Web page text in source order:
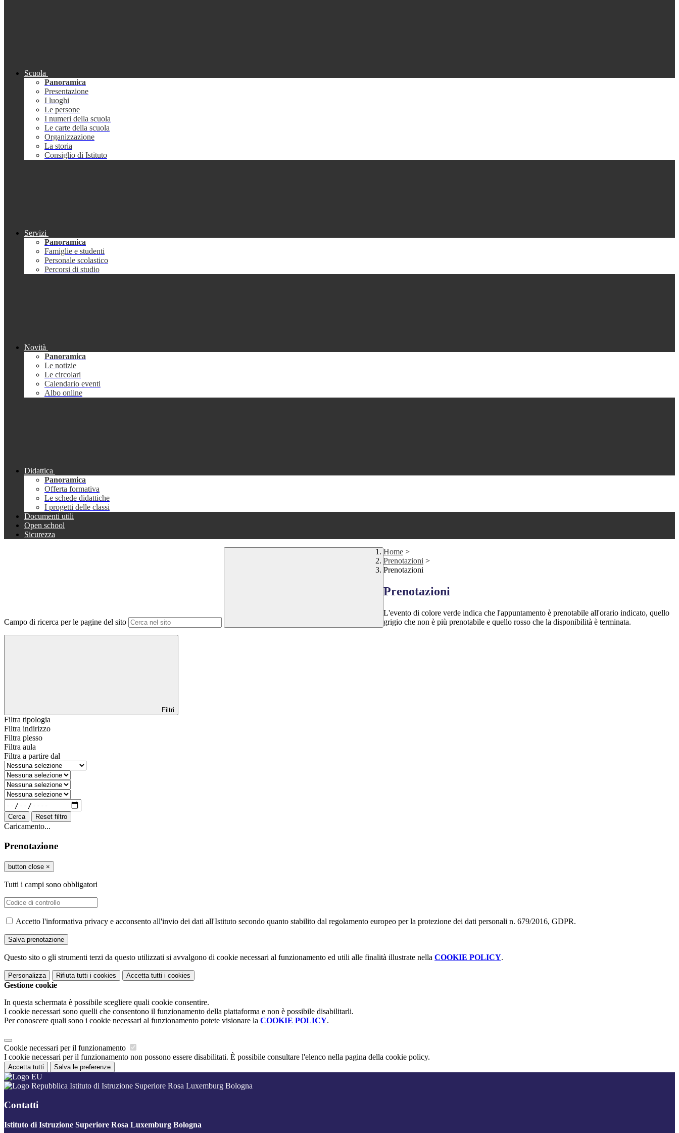
Scuola
Panoramica
Presentazione
I luoghi
Le persone
I numeri della scuola
Le carte della scuola
Organizzazione
La storia
Consiglio di Istituto
Servizi
Panoramica
Famiglie e studenti
Personale scolastico
Percorsi di studio
Novità
Panoramica
Le notizie
Le circolari
Calendario eventi
Albo online
Didattica
Panoramica
Offerta formativa
Le schede didattiche
I progetti delle classi
Documenti utili
Open school
Sicurezza
Campo di ricerca per le pagine del sito
Home >
Prenotazioni >
Prenotazioni
Prenotazioni
L'evento di colore verde indica che l'appuntamento è prenotabile all'orario indicato, quello
grigio che non è più prenotabile e quello rosso che la disponibilità è terminata.
Filtri
Filtra tipologia
Filtra indirizzo
Filtra plesso
Filtra aula
Filtra a partire dal
Cerca Reset filtro
Caricamento...
Prenotazione
button close ×
Tutti i campi sono obbligatori
Accetto l'informativa privacy e acconsento all'invio dei dati all'Istituto secondo quanto stabilito dal regolamento europeo per la protezione dei dati personali n. 679/2016, GDPR.
Questo sito o gli strumenti terzi da questo utilizzati si avvalgono di cookie necessari al funzionamento ed utili alle finalità illustrate nella COOKIE POLICY.
Personalizza Rifiuta tutti i cookies Accetta tutti i cookies
Gestione cookie
In questa schermata è possibile scegliere quali cookie consentire.
I cookie necessari sono quelli che consentono il funzionamento della piattaforma e non è possibile disabilitarli.
Per conoscere quali sono i cookie necessari al funzionamento potete visionare la COOKIE POLICY.
Cookie necessari per il funzionamento
I cookie necessari per il funzionamento non possono essere disabilitati. È possibile consultare l'elenco nella pagina della cookie policy.
Accetta tutti Salva le preferenze
Istituto di Istruzione Superiore Rosa Luxemburg Bologna
Contatti
Istituto di Istruzione Superiore Rosa Luxemburg Bologna